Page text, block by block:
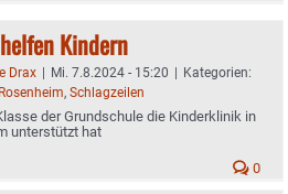
Kindern
Drax | Mi. 7.8.2024 - 15:20 | Kategorien:
, Schlagzeilen
der Grundschule die Kinderklinik in
unterstützt hat
0